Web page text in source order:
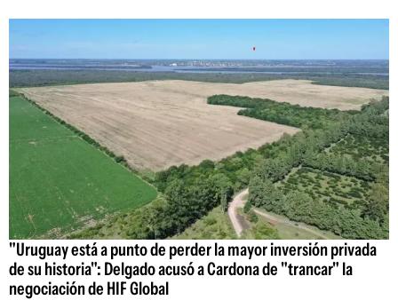
"Uruguay está a punto de perder la mayor inversión privada
de su historia": Delgado acusó a Cardona de "trancar" la
negociación de HIF Global